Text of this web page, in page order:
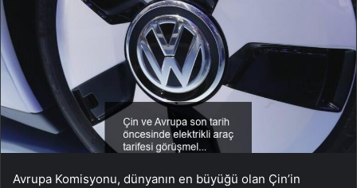
Avrupa Komisyonu, dünyanın en büyüğü olan Çin’in